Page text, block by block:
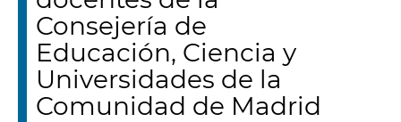
Consejería de
Educación, Ciencia y
Universidades de la
Comunidad de Madrid